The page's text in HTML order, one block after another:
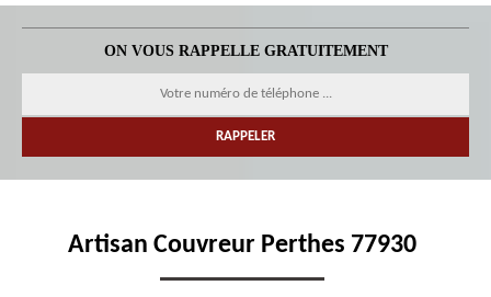
ON VOUS RAPPELLE GRATUITEMENT
Artisan Couvreur Perthes 77930